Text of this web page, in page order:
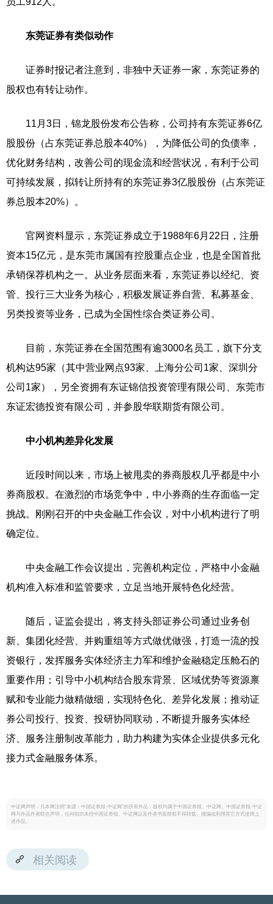
东莞证券有类似动作
证券时报记者注意到，非独中天证券一家，东莞证券的
股权也有转让动作。
11月3日，锦龙股份发布公告称，公司持有东莞证券6亿
股股份（占东莞证券总股本40%），为降低公司的负债率，
优化财务结构，改善公司的现金流和经营状况，有利于公司
可持续发展，拟转让所持有的东莞证券3亿股股份（占东莞证
券总股本20%）。
官网资料显示，东莞证券成立于1988年6月22日，注册
资本15亿元，是东莞市属国有控股重点企业，也是全国首批
承销保荐机构之一。从业务层面来看，东莞证券以经纪、资
管、投行三大业务为核心，积极发展证券自营、私募基金、
另类投资等业务，已成为全国性综合类证券公司。
目前，东莞证券在全国范围有逾3000名员工，旗下分支
机构达95家（其中营业网点93家、上海分公司1家、深圳分
公司1家），另全资拥有东证锦信投资管理有限公司、东莞市
东证宏德投资有限公司，并参股华联期货有限公司。
中小机构差异化发展
近段时间以来，市场上被甩卖的券商股权几乎都是中小
券商股权。在激烈的市场竞争中，中小券商的生存面临一定
挑战。刚刚召开的中央金融工作会议，对中小机构进行了明
确定位。
中央金融工作会议提出，完善机构定位，严格中小金融
机构准入标准和监管要求，立足当地开展特色化经营。
随后，证监会提出，将支持头部证券公司通过业务创
新、集团化经营、并购重组等方式做优做强，打造一流的投
资银行，发挥服务实体经济主力军和维护金融稳定压舱石的
重要作用；引导中小机构结合股东背景、区域优势等资源禀
赋和专业能力做精做细，实现特色化、差异化发展；推动证
券公司投行、投资、投研协同联动，不断提升服务实体经
济、服务注册制改革能力，助力构建为实体企业提供多元化
接力式金融服务体系。
中证网声明：凡本网注明“来源：中国证券报·中证网”的所有作品，版权均属于中国证券报、中证网。中国证券报·中证
网与作品作者联合声明，任何组织未经中国证券报、中证网以及作者书面授权不得转载、摘编或利用其它方式使用上
述作品。
相关阅读